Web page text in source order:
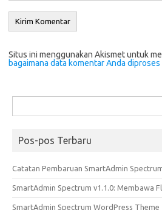
Situs ini menggunakan Akismet untuk
bagaimana data komentar Anda diproses
untuk:
Pos-pos Terbaru
Catatan Pembaruan SmartAdmin
SmartAdmin Spectrum v1.1.0: Membawa
SmartAdmin Spectrum WordPress Theme